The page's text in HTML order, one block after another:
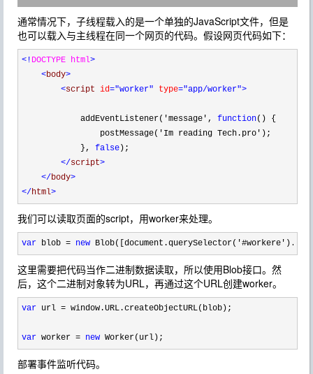
通常情况下，子线程载入的是一个单独的JavaScript文件，但是
也可以载入与主线程在同一个网页的代码。假设网页代码如下：
<! DOCTYPE html>
<body>
<script id="worker" type="app/worker">
            addEventListener(
'message ' , function() {
                postMessage(
' Im reading Tech.pro ' );
            },
false );
</script>
</body>
</html>
我们可以读取页面的script，用worker来处理。
var blob = new
这里需要把代码当作二进制数据读取，所以使用Blob接口。然
后，这个二进制对象转为URL，再通过这个URL创建worker。
var url = window.URL.createObjectURL(blob);
var worker = new Worker(url);
部署事件监听代码。